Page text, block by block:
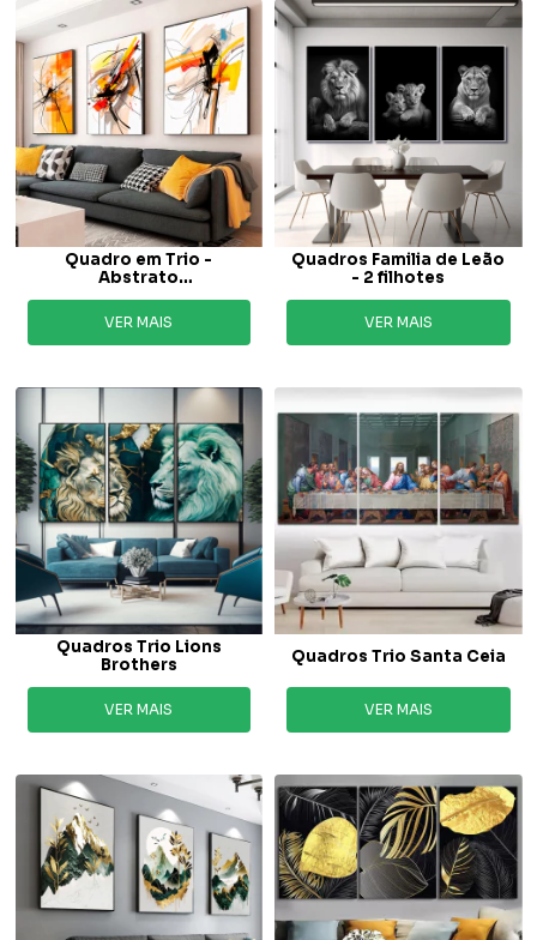
Quadro em Trio -
Abstrato
contemporaneo
VER MAIS
Quadros Familia de Leão
- 2 filhotes
VER MAIS
Quadros Trio Lions
Brothers
VER MAIS
Quadros Trio Santa Ceia
VER MAIS